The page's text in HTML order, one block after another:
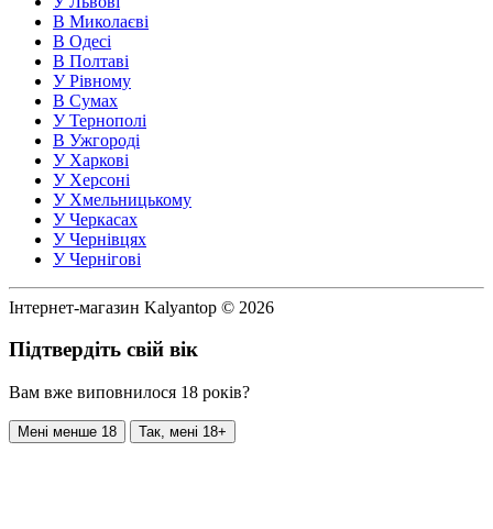
В Миколаєві
В Одесі
В Полтаві
У Рівному
В Сумах
У Тернополі
В Ужгороді
У Харкові
У Херсоні
У Хмельницькому
У Черкасах
У Чернівцях
У Чернігові
Інтернет-магазин Kalyantop © 2026
Підтвердіть свій вік
Вам вже виповнилося 18 років?
Мені менше 18 Так, мені 18+